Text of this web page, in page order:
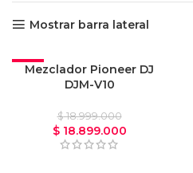
Mostrar barra lateral
-1%
Mezclador Pioneer DJ
DJM-V10
$18.999.000
$18.899.000